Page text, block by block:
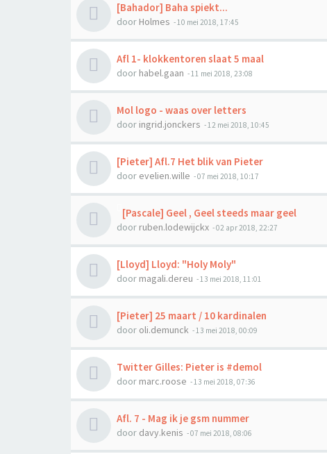
[Bahador] Baha spiekt...
door Holmes -10 mei 2018, 17:45
Afl 1- klokkentoren slaat 5 maal
door habel.gaan -11 mei 2018, 23:08
Mol logo - waas over letters
door ingrid.jonckers -12 mei 2018, 10:45
[Pieter] Afl.7 Het blik van Pieter
door evelien.wille -07 mei 2018, 10:17
[Pascale] Geel , Geel steeds maar geel
door ruben.lodewijckx -02 apr 2018, 22:27
[Lloyd] Lloyd: "Holy Moly"
door magali.dereu -13 mei 2018, 11:01
[Pieter] 25 maart / 10 kardinalen
door oli.demunck -13 mei 2018, 00:09
Twitter Gilles: Pieter is #demol
door marc.roose -13 mei 2018, 07:36
Afl. 7 - Mag ik je gsm nummer
door davy.kenis -07 mei 2018, 08:06